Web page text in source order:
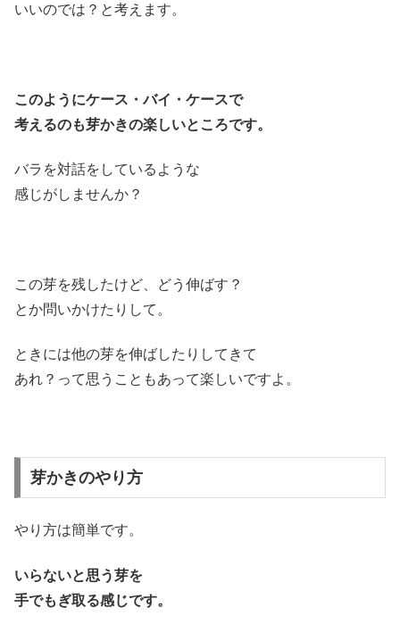
いいのでは？と考えます。
このようにケース・バイ・ケースで
考えるのも芽かきの楽しいところです。
バラを対話をしているような
感じがしませんか？
この芽を残したけど、どう伸ばす？
とか問いかけたりして。
ときには他の芽を伸ばしたりしてきて
あれ？って思うこともあって楽しいですよ。
芽かきのやり方
やり方は簡単です。
いらないと思う芽を
手でもぎ取る感じです。